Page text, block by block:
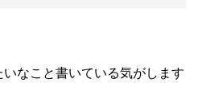
なこと書いている気がします